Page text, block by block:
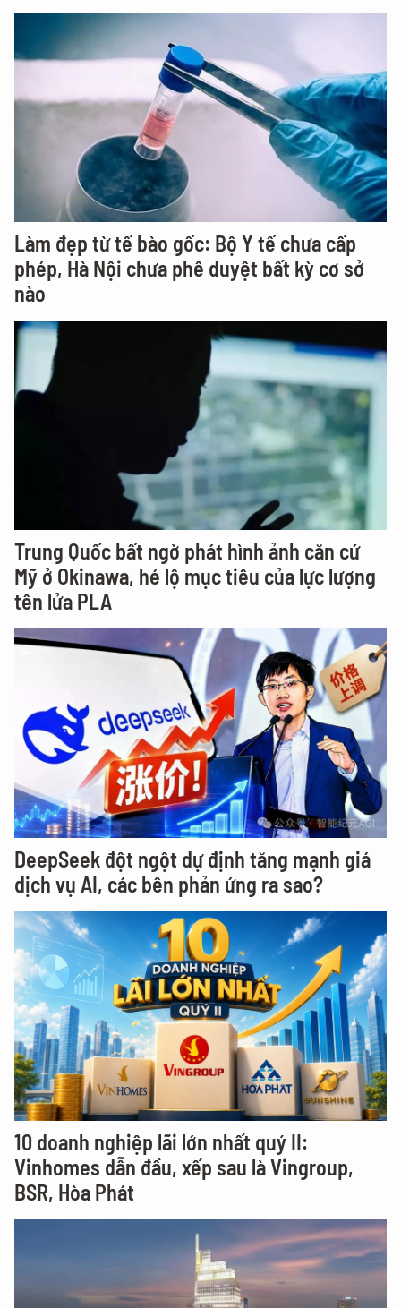
Làm đẹp từ tế bào gốc: Bộ Y tế chưa cấp
phép, Hà Nội chưa phê duyệt bất kỳ cơ sở
nào
Trung Quốc bất ngờ phát hình ảnh căn cứ
Mỹ ở Okinawa, hé lộ mục tiêu của lực lượng
tên lửa PLA
DeepSeek đột ngột dự định tăng mạnh giá
dịch vụ AI, các bên phản ứng ra sao?
10 doanh nghiệp lãi lớn nhất quý II:
Vinhomes dẫn đầu, xếp sau là Vingroup,
BSR, Hòa Phát